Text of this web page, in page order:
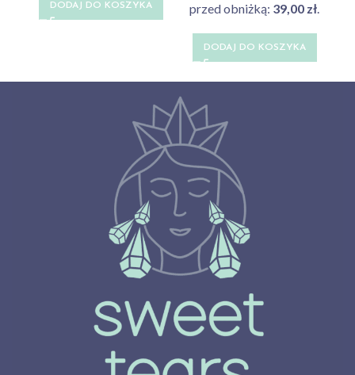
DODAJ DO KOSZYKA
przed obniżką: 39,00 zł.
DODAJ DO KOSZYKA